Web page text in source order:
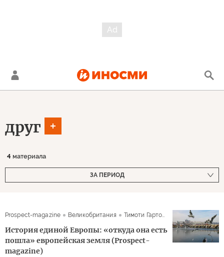
друг
4 материала
ЗА ПЕРИОД
Prospect-magazine Великобритания Тимоти Гартон Эш
История единой Европы: «откуда она есть
пошла» европейская земля (Prospect-
magazine)